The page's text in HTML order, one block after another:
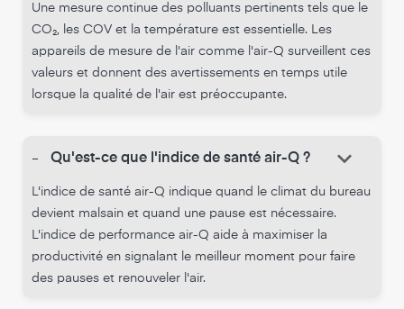
Une mesure continue des polluants pertinents tels que le
CO₂, les COV et la température est essentielle. Les
appareils de mesure de l'air comme l'air-Q surveillent ces
valeurs et donnent des avertissements en temps utile
lorsque la qualité de l'air est préoccupante.
- Qu'est-ce que l'indice de santé air-Q ? keyboard_arrow_down
L'indice de santé air-Q indique quand le climat du bureau
devient malsain et quand une pause est nécessaire.
L'indice de performance air-Q aide à maximiser la
productivité en signalant le meilleur moment pour faire
des pauses et renouveler l'air.